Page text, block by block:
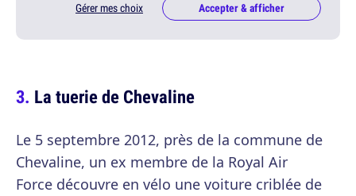
Gérer mes choix Accepter & afficher
La tuerie de Chevaline
Le 5 septembre 2012, près de la commune de
Chevaline, un ex membre de la Royal Air
Force découvre en vélo une voiture criblée de